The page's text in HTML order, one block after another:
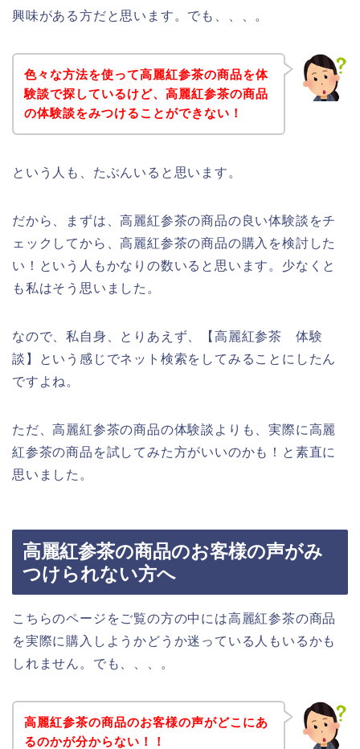
興味がある方だと思います。でも、、、。
色々な方法を使って高麗紅参茶の商品を体
験談で探しているけど、高麗紅参茶の商品
の体験談をみつけることができない！
という人も、たぶんいると思います。
だから、まずは、高麗紅参茶の商品の良い体験談をチ
ェックしてから、高麗紅参茶の商品の購入を検討した
い！という人もかなりの数いると思います。少なくと
も私はそう思いました。
なので、私自身、とりあえず、【高麗紅参茶 体験
談】という感じでネット検索をしてみることにしたん
ですよね。
ただ、高麗紅参茶の商品の体験談よりも、実際に高麗
紅参茶の商品を試してみた方がいいのかも！と素直に
思いました。
高麗紅参茶の商品のお客様の声がみ
つけられない方へ
こちらのページをご覧の方の中には高麗紅参茶の商品
を実際に購入しようかどうか迷っている人もいるかも
しれません。でも、、、。
高麗紅参茶の商品のお客様の声がどこにあ
るのかが分からない！！